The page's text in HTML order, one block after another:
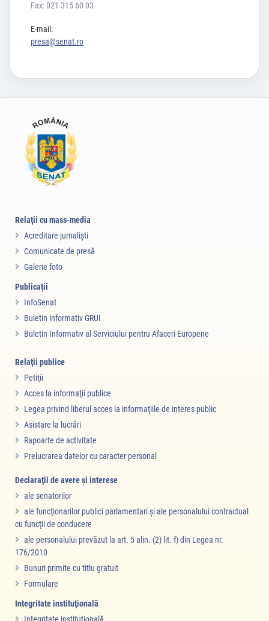
Fax: 021 315 60 03
E-mail:
presa@senat.ro
Relaţii cu mass-media
Acreditare jurnalişti
Comunicate de presă
Galerie foto
Publicații
InfoSenat
Buletin informativ GRUI
Buletin Informativ al Serviciului pentru Afaceri Europene
Relaţii publice
Petiţii
Acces la informaţii publice
Legea privind liberul acces la informaţiile de interes public
Asistare la lucrări
Rapoarte de activitate
Prelucrarea datelor cu caracter personal
Declaraţii de avere şi interese
ale senatorilor
ale funcţionarilor publici parlamentari şi ale personalului contractual
cu funcţii de conducere
ale personalului prevăzut la art. 5 alin. (2) lit. f) din Legea nr.
176/2010
Bunuri primite cu titlu gratuit
Formulare
Integritate instituţională
Integritate instituţională